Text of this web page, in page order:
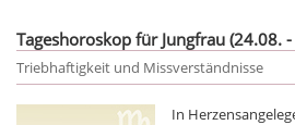
Tageshoroskop für Jungfrau (24.08.
Triebhaftigkeit und Missverständnisse
In